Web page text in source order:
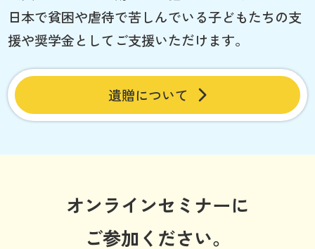
日本で貧困や虐待で苦しんでいる子どもたちの支
援や奨学金としてご支援いただけます。
遺贈について
オンラインセミナーに
ご参加ください。